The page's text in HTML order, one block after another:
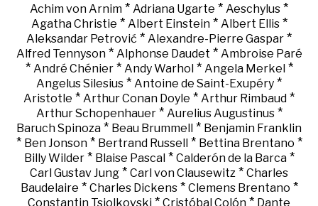
Achim von Arnim * Adriana Ugarte * Aeschylus *
Agatha Christie * Albert Einstein* Albert Ellis*
Aleksandar Petrović * Alexandre-Pierre Gaspar *
Alfred Tennyson* Alphonse Daudet * Ambroise Paré
* André Chénier* Andy Warhol * Angela Merkel *
Angelus Silesius * Antoine de Saint-Exupéry *
Aristotle * Arthur Conan Doyle * Arthur Rimbaud *
Arthur Schopenhauer* Aurelius Augustinus*
Baruch Spinoza * Beau Brummell * Benjamin Franklin
* Ben Jonson* Bertrand Russell * Bettina Brentano *
Billy Wilder* Blaise Pascal* Calderón de la Barca*
Carl Gustav Jung * Carl von Clausewitz * Charles
Baudelaire * Charles Dickens* Clemens Brentano *
Constantin Tsiolkovski * Cristóbal Colón * Dante